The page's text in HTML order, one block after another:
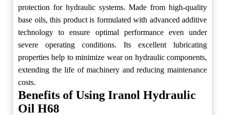
protection for hydraulic systems. Made from high-quality
base oils, this product is formulated with advanced additive
technology to ensure optimal performance even under
severe operating conditions. Its excellent lubricating
properties help to minimize wear on hydraulic components,
extending the life of machinery and reducing maintenance
costs.
Benefits of Using Iranol Hydraulic
Oil H68